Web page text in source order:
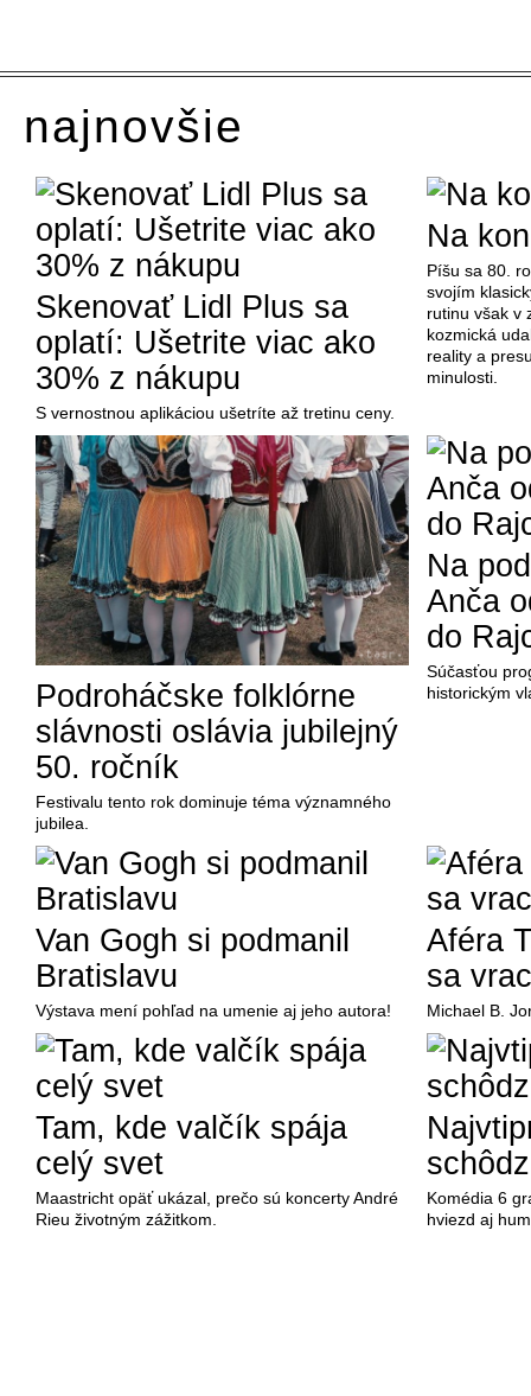
najnovšie
Skenovať Lidl Plus sa
oplatí: Ušetrite viac ako
30% z nákupu
S vernostnou aplikáciou ušetríte až tretinu ceny.
Na
Píšu sa 80.
svojím
rutinu však v
kozmická
reality a
minulosti.
Podroháčske folklórne
slávnosti oslávia jubilejný
50. ročník
Festivalu tento rok dominuje téma významného
jubilea.
Na
Anča
do
Súčasťou
historickým
Van Gogh si podmanil
Bratislavu
Výstava mení pohľad na umenie aj jeho autora!
Aféra
sa
Michael B.
Tam, kde valčík spája
celý svet
Maastricht opäť ukázal, prečo sú koncerty André
Rieu životným zážitkom.
Komédia 6
hviezd aj